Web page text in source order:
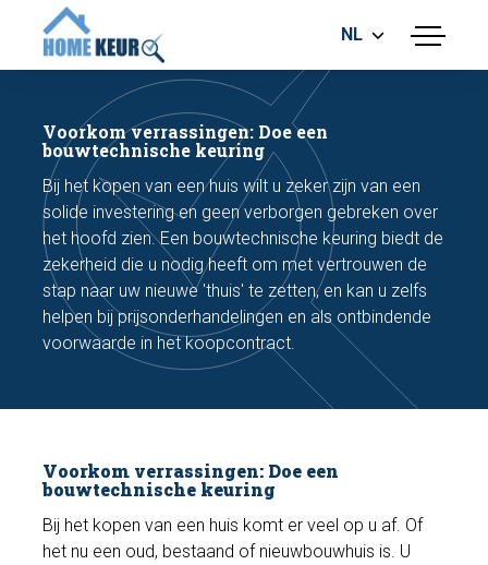
menu
BOUWKUNDIGE KEURING
ENERGIELABEL
MEETRAPPORT
FUNDERINGSRISICO ONDERZOEK
NL
Maak een afspraak
Voorkom verrassingen: Doe een
bouwtechnische keuring
Bij het kopen van een huis wilt u zeker zijn van een
solide investering en geen verborgen gebreken over
het hoofd zien. Een bouwtechnische keuring biedt de
zekerheid die u nodig heeft om met vertrouwen de
stap naar uw nieuwe 'thuis' te zetten, en kan u zelfs
helpen bij prijsonderhandelingen en als ontbindende
voorwaarde in het koopcontract.
Voorkom verrassingen: Doe een
bouwtechnische keuring
Bij het kopen van een huis komt er veel op u af. Of
het nu een oud, bestaand of nieuwbouwhuis is. U